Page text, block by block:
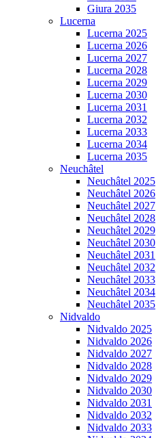
Giura 2035
Lucerna
Lucerna 2025
Lucerna 2026
Lucerna 2027
Lucerna 2028
Lucerna 2029
Lucerna 2030
Lucerna 2031
Lucerna 2032
Lucerna 2033
Lucerna 2034
Lucerna 2035
Neuchâtel
Neuchâtel 2025
Neuchâtel 2026
Neuchâtel 2027
Neuchâtel 2028
Neuchâtel 2029
Neuchâtel 2030
Neuchâtel 2031
Neuchâtel 2032
Neuchâtel 2033
Neuchâtel 2034
Neuchâtel 2035
Nidvaldo
Nidvaldo 2025
Nidvaldo 2026
Nidvaldo 2027
Nidvaldo 2028
Nidvaldo 2029
Nidvaldo 2030
Nidvaldo 2031
Nidvaldo 2032
Nidvaldo 2033